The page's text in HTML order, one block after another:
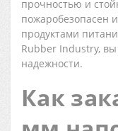
прочностью и
пожаробезопасен
продуктами
Rubber Industry,
надежности.
Как